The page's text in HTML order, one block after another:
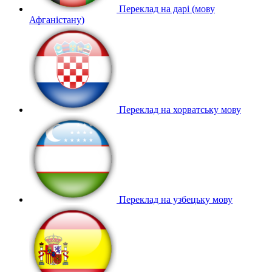
Переклад на дарі (мову
Афганістану)
Переклад на хорватську мову
Переклад на узбецьку мову